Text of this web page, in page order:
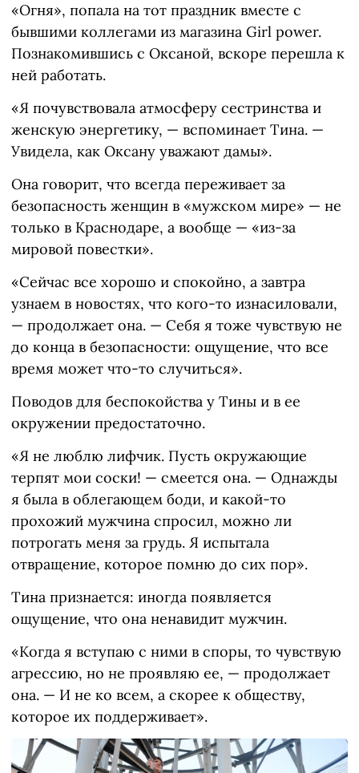
«Огня», попала на тот праздник вместе с
бывшими коллегами из магазина Girl power.
Познакомившись с Оксаной, вскоре перешла к
ней работать.
«Я почувствовала атмосферу сестринства и
женскую энергетику, — вспоминает Тина. —
Увидела, как Оксану уважают дамы».
Она говорит, что всегда переживает за
безопасность женщин в «мужском мире» — не
только в Краснодаре, а вообще — «из-за
мировой повестки».
«Сейчас все хорошо и спокойно, а завтра
узнаем в новостях, что кого-то изнасиловали,
— продолжает она. — Себя я тоже чувствую не
до конца в безопасности: ощущение, что все
время может что-то случиться».
Поводов для беспокойства у Тины и в ее
окружении предостаточно.
«Я не люблю лифчик. Пусть окружающие
терпят мои соски! — смеется она. — Однажды
я была в облегающем боди, и какой-то
прохожий мужчина спросил, можно ли
потрогать меня за грудь. Я испытала
отвращение, которое помню до сих пор».
Тина признается: иногда появляется
ощущение, что она ненавидит мужчин.
«Когда я вступаю с ними в споры, то чувствую
агрессию, но не проявляю ее, — продолжает
она. — И не ко всем, а скорее к обществу,
которое их поддерживает».